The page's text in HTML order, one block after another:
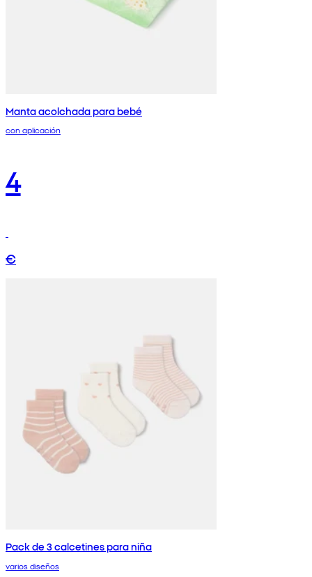
Manta acolchada para bebé
con aplicación
4
€
Pack de 3 calcetines para niña
varios diseños